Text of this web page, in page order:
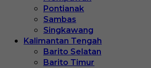
Pontianak
Sambas
Singkawang
Kalimantan Tengah
Barito Selatan
Barito Timur